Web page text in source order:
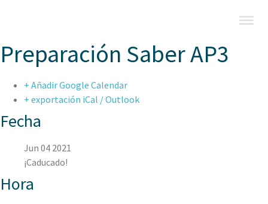
Preparación Saber AP3
+ Añadir Google Calendar
+ exportación iCal / Outlook
Fecha
Jun 04 2021
¡Caducado!
Hora